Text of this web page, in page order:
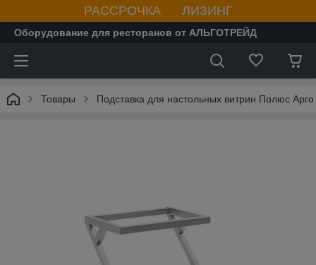
РАССРОЧКА ЛИЗИНГ
Оборудование для ресторанов от АЛЬГОТРЕЙД
Товары Подставка для настольных витрин Полюс